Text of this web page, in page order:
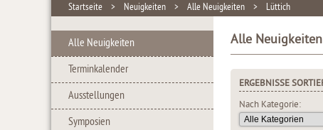
Startseite > Neuigkeiten > Alle Neuigkeiten > Lüttich
Alle Neuigkeiten
Terminkalender
Ausstellungen
Symposien
Alle
ERGEBNISSE
Nach Kategorie: